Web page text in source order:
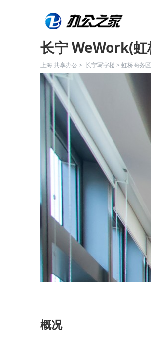
长宁 WeWork(虹
上海 共享办公 > 长宁写字楼 > 虹桥商务区
概况